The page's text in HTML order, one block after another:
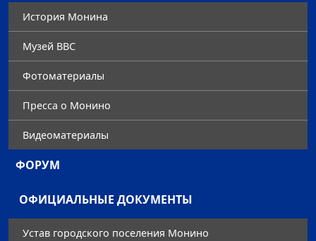
История Монина
Музей ВВС
Фотоматериалы
Преccа о Монино
Видеоматериалы
ФОРУМ
ОФИЦИАЛЬНЫЕ ДОКУМЕНТЫ
Устав городского поселения Монино